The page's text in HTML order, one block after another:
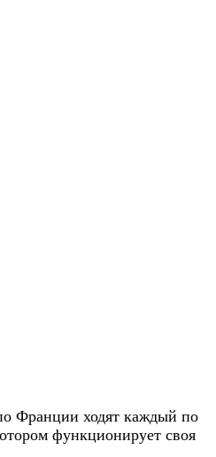
Франции ходят каждый по
функционирует своя